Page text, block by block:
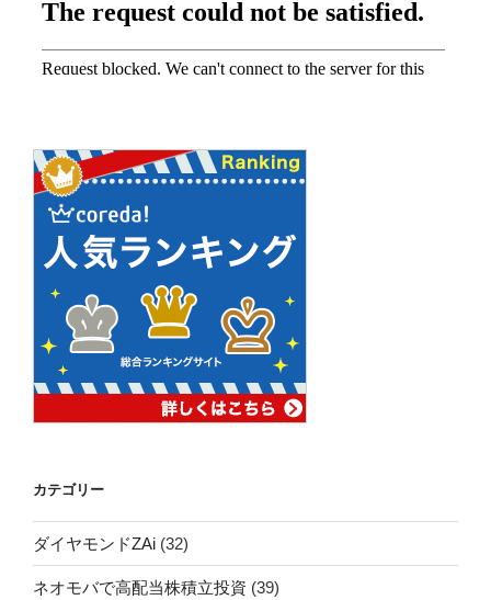
カテゴリー
ダイヤモンドZAi (32)
ネオモバで高配当株積立投資 (39)